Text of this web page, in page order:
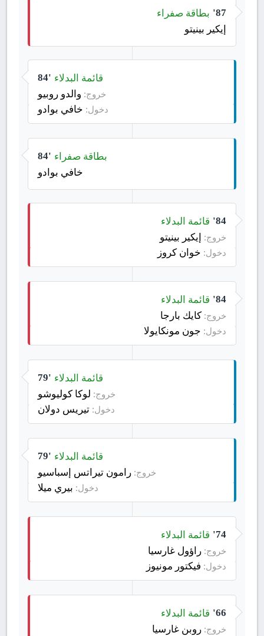
87' بطاقة صفراء
إيكير بينيتو
84' قائمة البدلاء
خروج: والدو روبيو
دخول: خافي بوادو
84' بطاقة صفراء
خافي بوادو
84' قائمة البدلاء
خروج: إيكير بينيتو
دخول: خوان كروز
84' قائمة البدلاء
خروج: كايك بارجا
دخول: جون مونكايولا
79' قائمة البدلاء
خروج: لوكا كوليوشو
دخول: تيريس دولان
79' قائمة البدلاء
خروج: رامون تيراتس إسباسيو
دخول: بيري ميلا
74' قائمة البدلاء
خروج: راؤول غارسيا
دخول: فيكتور مونيوز
66' قائمة البدلاء
خروج: روبن غارسيا